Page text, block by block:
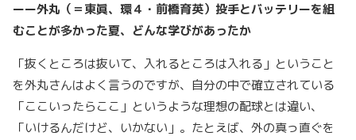
ーー外丸（＝東眞、環４・前橋育英）投手とバッテリーを組
むことが多かった夏、どんな学びがあったか
「抜くところは抜いて、入れるところは入れる」ということ
を外丸さんはよく言うのですが、自分の中で確立されている
「ここいったらここ」というような理想の配球とは違い、
「いけるんだけど、いかない」。たとえば、外の真っ直ぐを